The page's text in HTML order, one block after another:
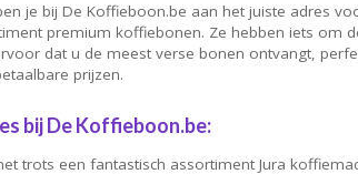
je bij De Koffieboon.be aan het juiste adres
premium koffiebonen. Ze hebben iets om
dat u de meest verse bonen ontvangt,
prijzen.
bij De Koffieboon.be:
trots een fantastisch assortiment Jura